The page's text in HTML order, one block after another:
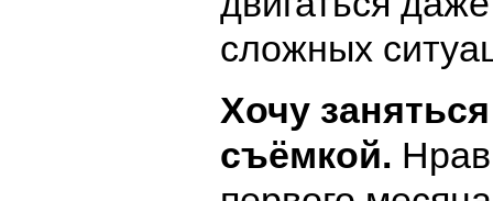
сложных
Хочу
съёмкой.